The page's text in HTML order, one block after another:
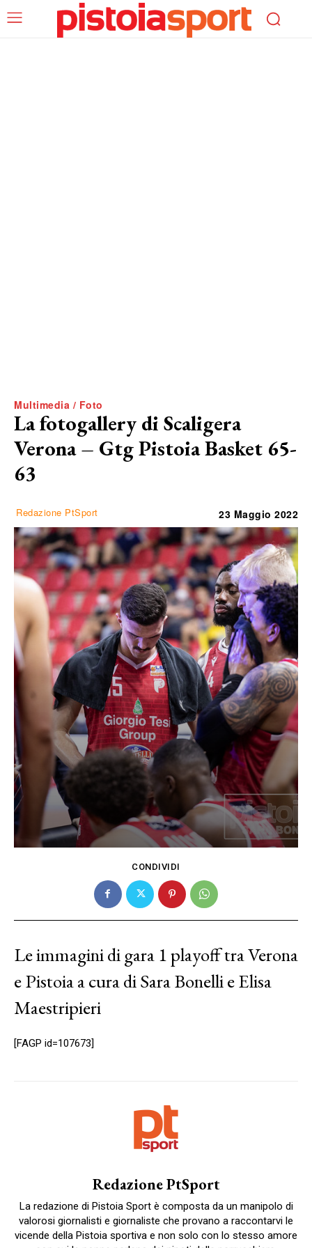
Multimedia / Foto
La fotogallery di Scaligera
Verona – Gtg Pistoia Basket 65-
63
Redazione PtSport 23 Maggio 2022
CONDIVIDI
Le immagini di gara 1 playoff tra Verona
e Pistoia a cura di Sara Bonelli e Elisa
Maestripieri
[FAGP id=107673]
Redazione PtSport
La redazione di Pistoia Sport è composta da un manipolo di
valorosi giornalisti e giornaliste che provano a raccontarvi le
vicende della Pistoia sportiva e non solo con lo stesso amore